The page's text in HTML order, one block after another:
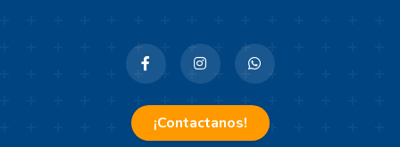
¡Contactanos!